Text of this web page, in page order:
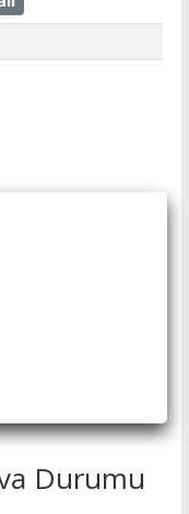
Durumu